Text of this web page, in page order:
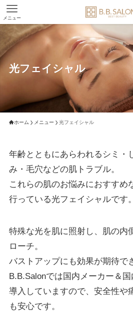
メニュー
光フェイシャル
ホーム メニュー 光フェイシャル
年齢とともにあらわれるシミ・
み・毛穴などの肌トラブル。
これらの肌のお悩みにおすすめ
行っている光フェイシャルです。
特殊な光を肌に照射し、肌の内
ローチ。
バストアップにも効果が期待で
B.B.Salonでは国内メーカー＆
導入していますので、安全性や
も安心です。